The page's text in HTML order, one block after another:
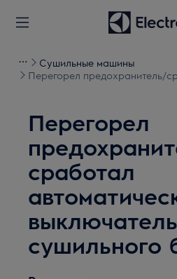
Сушильные машины
Перегорел предохранитель/
Перегорел
сработал
сушильного